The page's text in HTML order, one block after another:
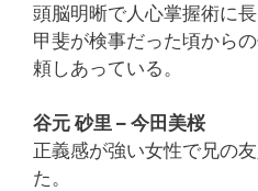
頭脳明晰で人心掌握術に長
甲斐が検事だった頃から
頼しあっている。
谷元 砂里 – 今田美桜
正義感が強い女性で兄の
た。